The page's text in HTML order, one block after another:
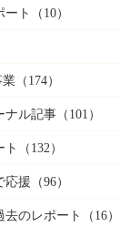
ート （10）
業（174）
ナル記事（101）
ト （132）
応援 （96）
のレポート （16）